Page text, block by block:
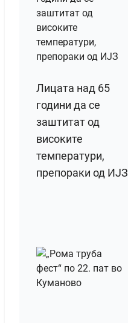
Лицата над 65
години да се
заштитат од
високите
температури,
препораки од ИЈЗ